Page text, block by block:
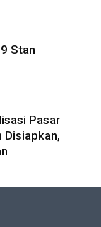
Stan
Pasar
Disiapkan,